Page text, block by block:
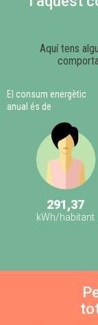
Aquí tens
El consum energètic
anual és de
291,37
kWh/habitant